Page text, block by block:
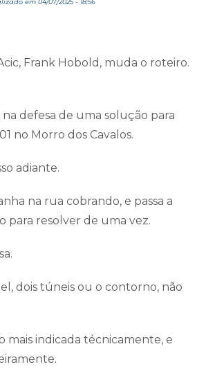
em 04/07/2025 - 18:56
Frank Hobold, muda o roteiro.
defesa de uma solução para
no Morro dos Cavalos.
adiante.
na rua cobrando, e passa a
para resolver de uma vez.
dois túneis ou o contorno, não
mais indicada técnicamente, e